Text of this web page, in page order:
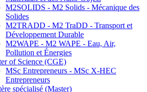
M2SOLIDS - M2 Solids - Mécanique des
Solides
M2TRADD - M2 TraDD - Transport et
Développement Durable
M2WAPE - M2 WAPE - Eau, Air,
Pollution et Énergies
of Science (CGE)
MSc Entrepreneurs - MSc X-HEC
Entrepreneurs
spécialisé (Master)